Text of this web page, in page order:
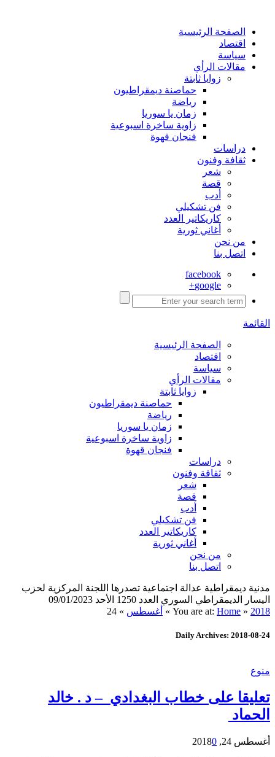
الصفحة الرئيسية
اقتصاد
سياسة
مقالات الرأي
زوايا ثابتة
حماصنة ديمقراطيون
رياضة
زمان يا سوريا
زاوية ساخرة اسبوعية
فنجان قهوة
دراسات
ثقافة وفنون
شعر
قصة
أدب
فن تشكيلي
كاريكاتير العدد
أغاني ثورية
من نحن
اتصل بنا
facebook
google+
القائمة
الصفحة الرئيسية
اقتصاد
سياسة
مقالات الرأي
زوايا ثابتة
حماصنة ديمقراطيون
رياضة
زمان يا سوريا
زاوية ساخرة اسبوعية
فنجان قهوة
دراسات
ثقافة وفنون
شعر
قصة
أدب
فن تشكيلي
كاريكاتير العدد
أغاني ثورية
من نحن
اتصل بنا
مدنية ديمقراطية عدالة اجتماعية تصدرها اللجنة المركزية لحزب
اليسار الديمقراطي السوري العدد 1250 الأحد 09/01/2023
You are at: Home » 2018
» أغسطس »
24
Daily Archives: 2018-08-24
منوع
تعليقا على خطاب البغدادي – د . خالد
الحماد
أغسطس 24, 2018 0